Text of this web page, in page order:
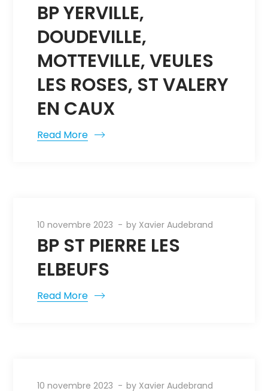
BP YERVILLE,
DOUDEVILLE,
MOTTEVILLE, VEULES
LES ROSES, ST VALERY
EN CAUX
Read More
10 novembre 2023 by Xavier Audebrand
BP ST PIERRE LES
ELBEUFS
Read More
10 novembre 2023 by Xavier Audebrand